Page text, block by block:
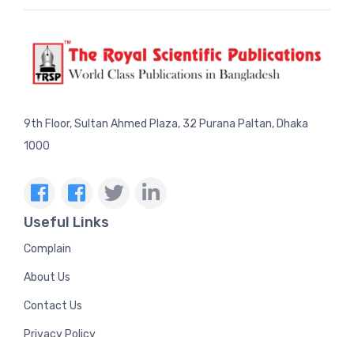
9th Floor, Sultan Ahmed Plaza, 32 Purana Paltan, Dhaka
1000
Useful Links
Complain
About Us
Contact Us
Privacy Policy